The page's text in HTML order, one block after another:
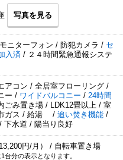
写真を見る
ニターフォン / 防犯カメラ / セ
入済 / ２４時間緊急通報システ
アコン / 全居室フローリング /
ー / ワイドバルコニー / 24時間
ごみ置き場 / LDK12畳以上 / 室
ガス / 給湯 / 追い焚き機能 /
下水道 / 陽当り良好
円/月） / 自転車置き場
分の表示となります。